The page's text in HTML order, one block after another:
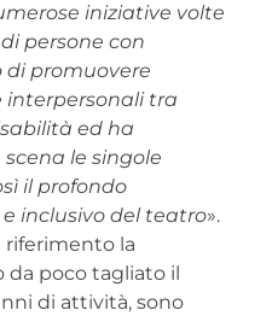
iniziative volte
persone con
di promuovere
interpersonali tra
ed ha
le singole
il profondo
inclusivo del teatro».
riferimento la
da poco tagliato il
di attività, sono